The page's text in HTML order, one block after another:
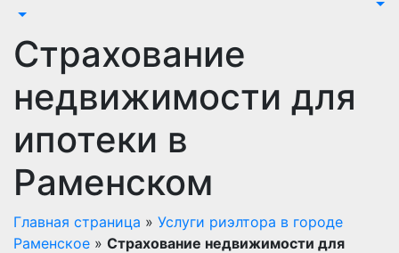
Страхование
недвижимости для
ипотеки в
Раменском
Главная страница » Услуги риэлтора в городе
Раменское » Страхование недвижимости для